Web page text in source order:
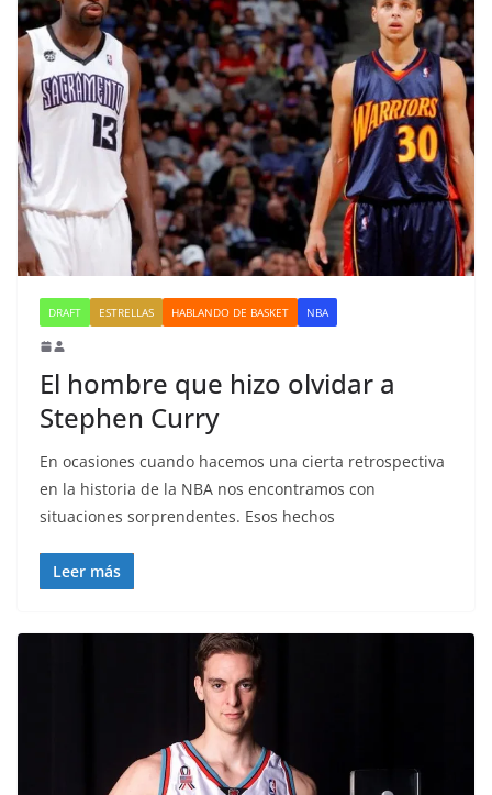
DRAFT ESTRELLAS HABLANDO DE BASKET NBA
El hombre que hizo olvidar a
Stephen Curry
En ocasiones cuando hacemos una cierta retrospectiva
en la historia de la NBA nos encontramos con
situaciones sorprendentes. Esos hechos
Leer más